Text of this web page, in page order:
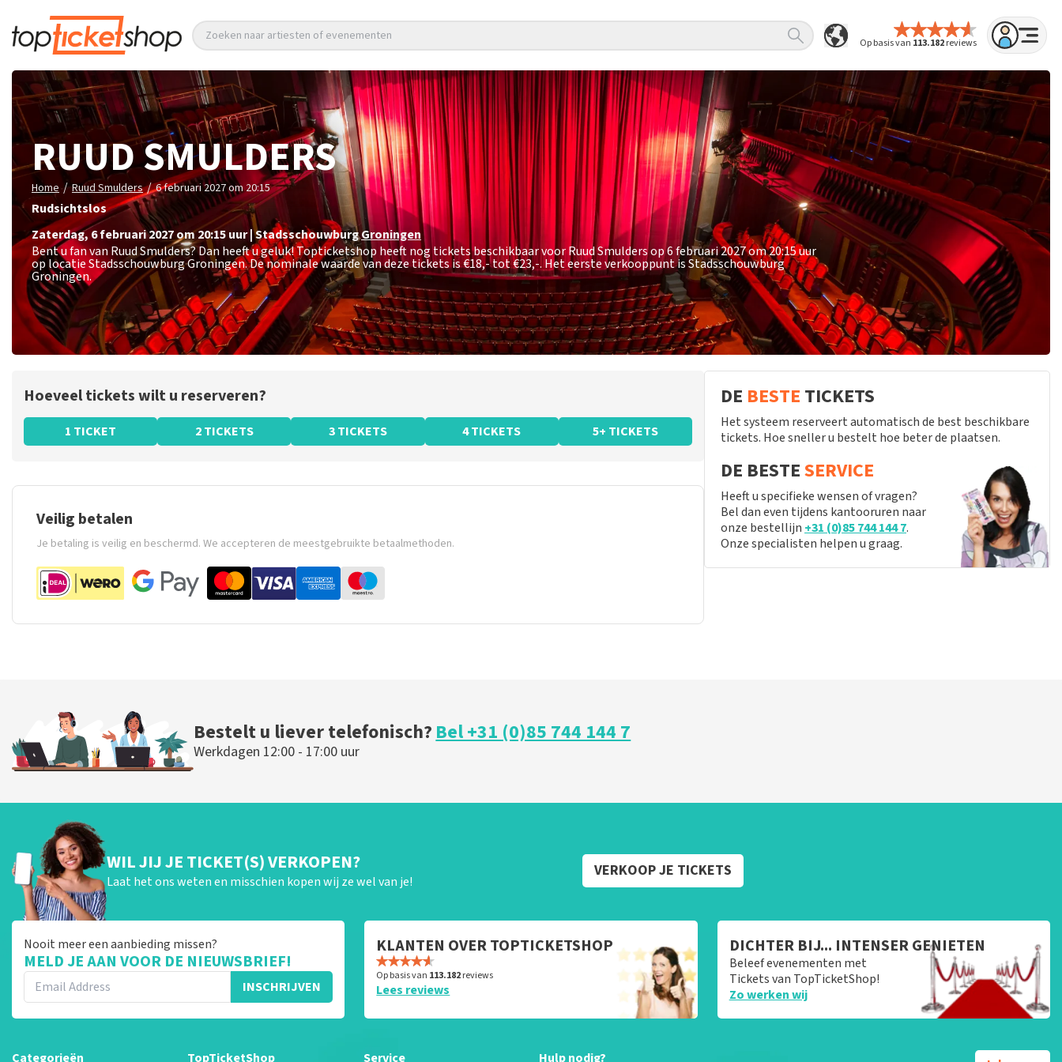
Op basis van 113.182reviews
Zoeken naar artiesten of evenementen
RUUD SMULDERS
Home / Ruud Smulders / 6 februari 2027 om 20:15
Rudsichtslos
zaterdag,6 februari 2027 om 20:15uur|StadsschouwburgGroningen
Bent u fan van Ruud Smulders? Dan heeft u geluk! Topticketshop heeft nog tickets beschikbaar voor Ruud Smulders op 6 februari 2027 om 20:15 uur
op locatie Stadsschouwburg Groningen. De nominale waarde van deze tickets is€18,- tot €23,-. Het eerste verkooppunt is Stadsschouwburg
Groningen.
Hoeveel tickets wilt u reserveren?
1 TICKET 2 TICKETS 3 TICKETS 4 TICKETS 5+ TICKETS
Veilig betalen
Je betaling is veilig en beschermd. We accepteren de meestgebruikte betaalmethoden.
DE BESTE TICKETS
Het systeem reserveert automatisch de best beschikbare
tickets. Hoe sneller u bestelt hoe beter de plaatsen.
DE BESTESERVICE
Heeft u specifieke wensen of vragen?
Bel dan even tijdens kantooruren naar
onze bestellijn +31 (0)85 744 144 7.
Onze specialisten helpen u graag.
Bestelt u liever telefonisch?Bel +31 (0)85 744 144 7
Werkdagen 12:00 - 17:00 uur
WIL JIJ JE TICKET(S) VERKOPEN?
Laat het ons weten en misschien kopen wij ze wel van je!
VERKOOP JE TICKETS
Nooit meer een aanbieding missen?
MELD JE AAN VOOR DE NIEUWSBRIEF!
INSCHRIJVEN
KLANTEN OVER TOPTICKETSHOP
Op basis van 113.182reviews
Lees reviews
DICHTER BIJ... INTENSER GENIETEN
Beleef evenementen met
Tickets van TopTicketShop!
Zo werken wij
Categorieën TopTicketShop Service Hulp nodig?